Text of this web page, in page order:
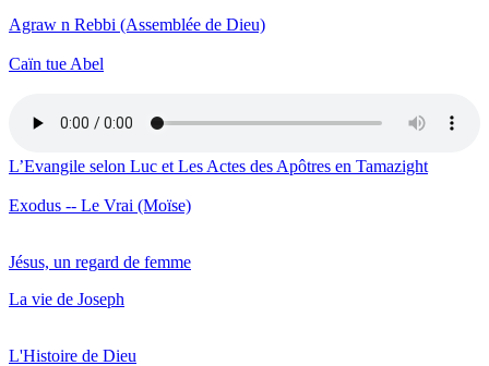
Agraw n Rebbi (Assemblée de Dieu)
Caïn tue Abel
L’Evangile selon Luc et Les Actes des Apôtres en Tamazight
Exodus -- Le Vrai (Moïse)
Jésus, un regard de femme
La vie de Joseph
L'Histoire de Dieu